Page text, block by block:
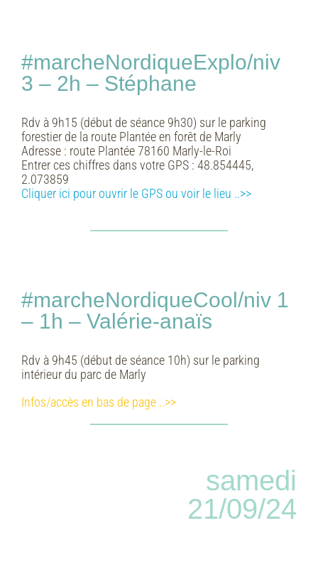
#marcheNordiqueExplo/niv
3 – 2h – Stéphane
Rdv à 9h15 (début de séance 9h30) sur le parking
forestier de la route Plantée en forêt de Marly
Adresse : route Plantée 78160 Marly-le-Roi
Entrer ces chiffres dans votre GPS : 48.854445,
2.073859
Cliquer ici pour ouvrir le GPS ou voir le lieu ..>>
#marcheNordiqueCool/niv 1
– 1h – Valérie-anaïs
Rdv à 9h45 (début de séance 10h) sur le parking
intérieur du parc de Marly
Infos/accès en bas de page ..>>
samedi
21/09/24